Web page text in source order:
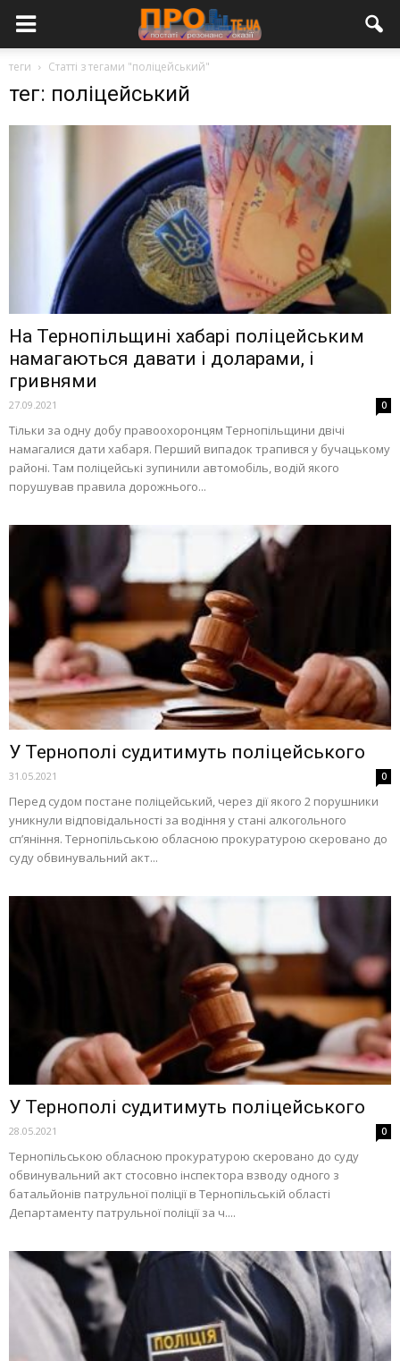
теги Статті з тегами "поліцейський"
тег: поліцейський
На Тернопільщині хабарі поліцейським
намагаються давати і доларами, і
гривнями
27.09.2021 0
Тільки за одну добу правоохоронцям Тернопільщини двічі
намагалися дати хабаря. Перший випадок трапився у бучацькому
районі. Там поліцейські зупинили автомобіль, водій якого
порушував правила дорожнього...
У Тернополі судитимуть поліцейського
31.05.2021 0
Перед судом постане поліцейський, через дії якого 2 порушники
уникнули відповідальності за водіння у стані алкогольного
сп’яніння. Тернопільською обласною прокуратурою скеровано до
суду обвинувальний акт...
У Тернополі судитимуть поліцейського
28.05.2021 0
Тернопільською обласною прокуратурою скеровано до суду
обвинувальний акт стосовно інспектора взводу одного з
батальйонів патрульної поліції в Тернопільській області
Департаменту патрульної поліції за ч....